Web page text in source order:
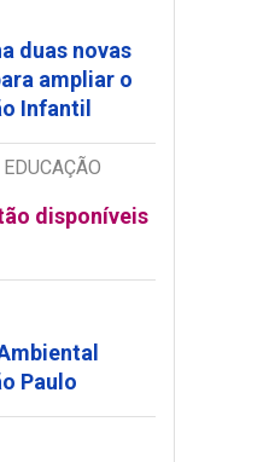
duas novas
ampliar o
Infantil
disponíveis
Paulo